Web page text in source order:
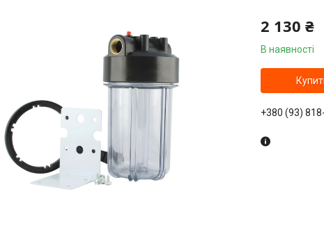
2 130 ₴
В наявності
+380 (93)